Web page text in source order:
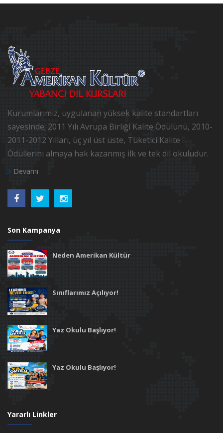
Kurumlarımız, uygulanan yüksek kalite standartları
sayesinde; 2011 Yılı Avrupa Birliği Kalite Ödülünü, 2010-
2011-2012 Yılları, üç yıl üst üste, Tüketici Kalite
Ödüllerini almaya hak kazanmış ilk ve tek dil okuludur.
Devamı
Son Kampanya
Neden Amerikan Kültür
Sınıflarımız Açılıyor!
Yaz Okulu Başlıyor!
Yaz Okulu Başlıyor!
Yararlı Linkler